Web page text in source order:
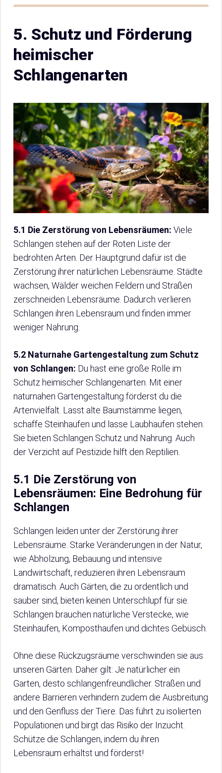
5. Schutz und Förderung
heimischer
Schlangenarten
5.1 Die Zerstörung von Lebensräumen: Viele
Schlangen stehen auf der Roten Liste der
bedrohten Arten. Der Hauptgrund dafür ist die
Zerstörung ihrer natürlichen Lebensräume. Städte
wachsen, Wälder weichen Feldern und Straßen
zerschneiden Lebensräume. Dadurch verlieren
Schlangen ihren Lebensraum und finden immer
weniger Nahrung.
5.2 Naturnahe Gartengestaltung zum Schutz
von Schlangen: Du hast eine große Rolle im
Schutz heimischer Schlangenarten. Mit einer
naturnahen Gartengestaltung förderst du die
Artenvielfalt. Lasst alte Baumstämme liegen,
schaffe Steinhaufen und lasse Laubhaufen stehen.
Sie bieten Schlangen Schutz und Nahrung. Auch
der Verzicht auf Pestizide hilft den Reptilien.
5.1 Die Zerstörung von
Lebensräumen: Eine Bedrohung für
Schlangen
Schlangen leiden unter der Zerstörung ihrer
Lebensräume. Starke Veränderungen in der Natur,
wie Abholzung, Bebauung und intensive
Landwirtschaft, reduzieren ihren Lebensraum
dramatisch. Auch Gärten, die zu ordentlich und
sauber sind, bieten keinen Unterschlupf für sie.
Schlangen brauchen natürliche Verstecke, wie
Steinhaufen, Komposthaufen und dichtes Gebüsch.
Ohne diese Rückzugsräume verschwinden sie aus
unseren Gärten. Daher gilt: Je natürlicher ein
Garten, desto schlangenfreundlicher. Straßen und
andere Barrieren verhindern zudem die Ausbreitung
und den Genfluss der Tiere. Das führt zu isolierten
Populationen und birgt das Risiko der Inzucht.
Schütze die Schlangen, indem du ihren
Lebensraum erhältst und förderst!